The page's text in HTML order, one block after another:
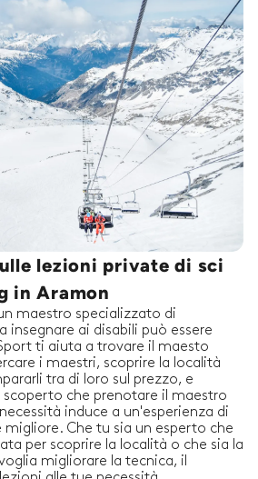
lezioni private di sci
in Aramon
maestro specializzato di
insegnare ai disabili può essere
ti aiuta a trovare il maesto
i maestri, scoprire la località
tra di loro sul prezzo, e
che prenotare il maestro
induce a un'esperienza di
migliore. Che tu sia un esperto che
per scoprire la località o che sia la
migliorare la tecnica, il